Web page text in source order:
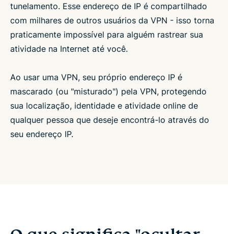
tunelamento. Esse endereço de IP é compartilhado
com milhares de outros usuários da VPN - isso torna
praticamente impossível para alguém rastrear sua
atividade na Internet até você.
Ao usar uma VPN, seu próprio endereço IP é
mascarado (ou "misturado") pela VPN, protegendo
sua localização, identidade e atividade online de
qualquer pessoa que deseje encontrá-lo através do
seu endereço IP.